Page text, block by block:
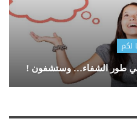
لكم
في طور الشفاء… وستشفون !